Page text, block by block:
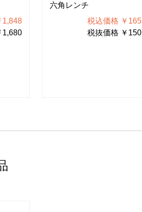
1,848
1,680
六角レンチ
税込価格 ￥165
税抜価格 ￥150